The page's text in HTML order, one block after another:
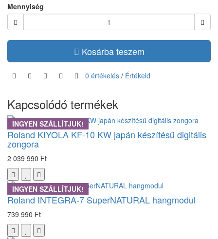
Mennyiség
Kosárba teszem
0 értékelés / Értékeld
Kapcsolódó termékek
INGYEN SZÁLLÍTJUK!
Roland KIYOLA KF-10 KW japán készítésű digitális
zongora
2 039 990 Ft
INGYEN SZÁLLÍTJUK!
Roland INTEGRA-7 SuperNATURAL hangmodul
739 990 Ft